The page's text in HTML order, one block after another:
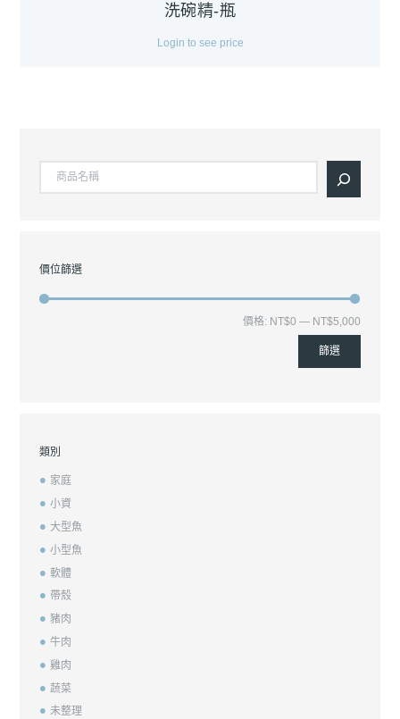
洗碗精-瓶
Login to see price
價位篩選
篩選
價格: NT$0 — NT$5,000
類別
家庭
小資
大型魚
小型魚
軟體
帶殼
豬肉
牛肉
雞肉
蔬菜
未整理